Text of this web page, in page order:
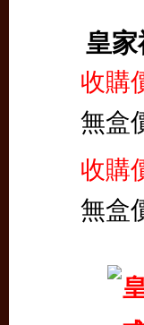
皇
收購
無盒
收購
無盒